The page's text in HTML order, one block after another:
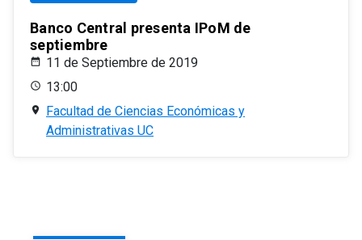
Banco Central presenta IPoM de
septiembre
11 de Septiembre de 2019
13:00
Facultad de Ciencias Económicas y
Administrativas UC